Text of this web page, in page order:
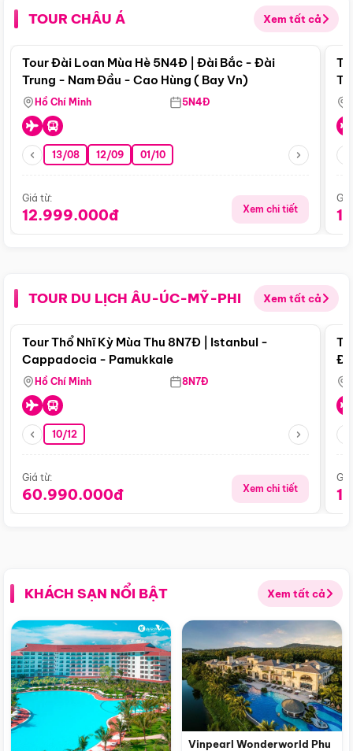
TOUR CHÂU Á Xem tất cả
Điểm nổi bật
Tour Đài Loan Mùa Hè 5N4Đ | Đài Bắc - Đài
Trung - Nam Đầu - Cao Hùng ( Bay Vn)
Hồ Chí Minh 5N4Đ
13/08 12/09 01/10
Giá từ:
12.999.000đ Xem chi tiết
TOUR DU LỊCH ÂU-ÚC-MỸ-PHI Xem tất cả
Điểm nổi bật
Tour Thổ Nhĩ Kỳ Mùa Thu 8N7Đ | Istanbul -
Cappadocia - Pamukkale
Hồ Chí Minh 8N7Đ
10/12
Giá từ:
60.990.000đ Xem chi tiết
KHÁCH SẠN NỔI BẬT Xem tất cả
Vinpearl Wonderworld Phu